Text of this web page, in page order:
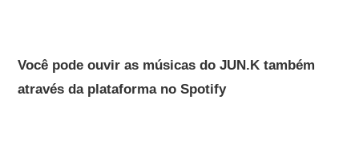
Você pode ouvir as músicas do JUN.K também
através da plataforma no Spotify